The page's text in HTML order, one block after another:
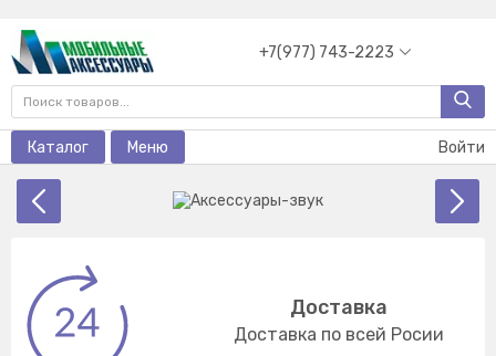
+7(977) 743-2223
Каталог Меню Войти
Доставка
Доставка по всей Росии